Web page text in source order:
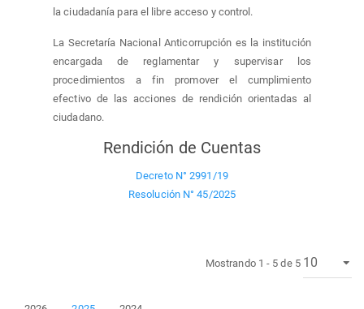
la ciudadanía para el libre acceso y control.
La Secretaría Nacional Anticorrupción es la institución
encargada de reglamentar y supervisar los
procedimientos a fin promover el cumplimiento
efectivo de las acciones de rendición orientadas al
ciudadano.
Rendición de Cuentas
Decreto N° 2991/19
Resolución N° 45/2025
Mostrando 1 - 5 de 5